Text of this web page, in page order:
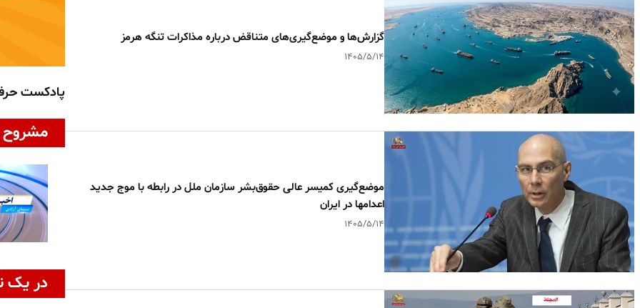
گزارش‌ها و موضع‌گیری‌های متناقض درباره مذاکرات تنگه هرمز
۱۴۰۵/۵/۱۴
موضع‌گیری کمیسر عالی حقوق‌بشر سازمان ملل در رابطه با موج جدید
اعدامها در ایران
۱۴۰۵/۵/۱۴
پادکست
مشروح
در یک